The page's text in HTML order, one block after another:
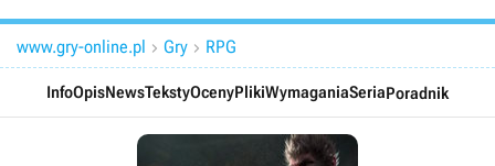
www.gry-online.pl  Gry  RPG
InfoOpisNewsTekstyOcenyPlikiWymaganiaSeriaPoradnik